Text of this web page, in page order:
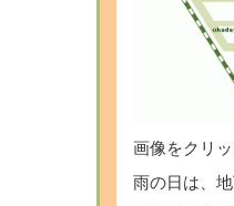
画像をクリ
雨の日は、